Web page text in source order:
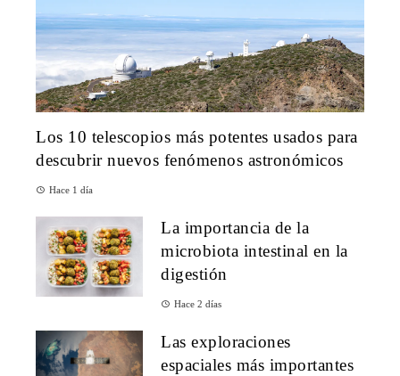
Los 10 telescopios más potentes usados para
descubrir nuevos fenómenos astronómicos
Hace 1 día
La importancia de la
microbiota intestinal en la
digestión
Hace 2 días
Las exploraciones
espaciales más importantes